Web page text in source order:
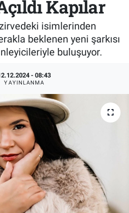
Kapılar
isimlerinden
beklenen yeni şarkısı
dinleyicileriyle buluşuyor.
- 08:43
YAYINLANMA